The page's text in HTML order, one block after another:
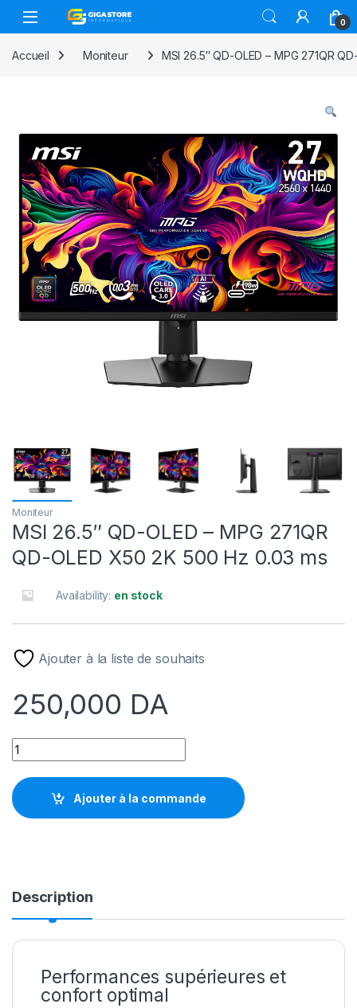
Skip to navigation
Skip to content
0
Accueil Moniteur MSI 26.5″ QD-OLED – MPG 271QR
Moniteur
MSI 26.5″ QD-OLED – MPG 271QR
QD-OLED X50 2K 500 Hz 0.03 ms
Availability: en stock
Ajouter à la liste de souhaits
250,000 DA
MSI 26.5" QD-OLED - MPG 271QR QD-OLED X50 2K 500 Hz
Ajouter à la commande
Description
Performances supérieures et
confort optimal